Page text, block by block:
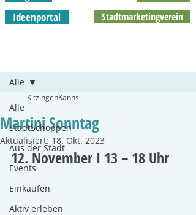
Ideenportal
Stadtmarketingverein
Alle
StadtSchoppen
Aus der Stadt
Events
Einkaufen
Aktiv erleben
Alle
Martini Sonntag
KitzingenKanns
Aktualisiert: 18. Okt. 2023
12. November I 13 – 18 Uhr